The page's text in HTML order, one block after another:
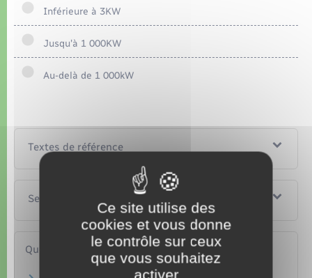
Inférieure à 3KW
Jusqu'à 1 000KW
Au-delà de 1 000kW
Textes de référence
Services en ligne et formulaires
Questions ? Réponses !
Ce site utilise des
cookies et vous donne
le contrôle sur ceux
que vous souhaitez
activer